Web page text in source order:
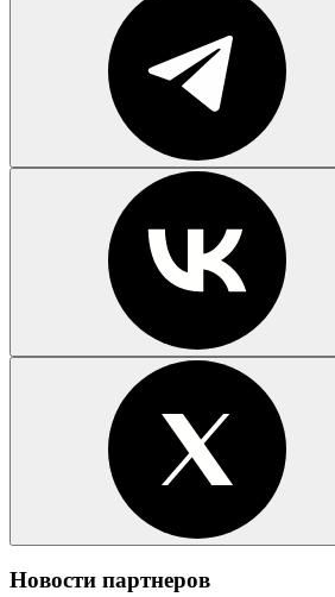
Новости партнеров